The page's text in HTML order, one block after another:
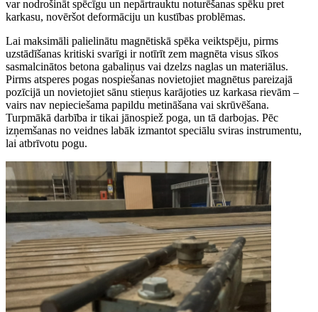
var nodrošināt spēcīgu un nepārtrauktu noturēšanas spēku pret
karkasu, novēršot deformāciju un kustības problēmas.
Lai maksimāli palielinātu magnētiskā spēka veiktspēju, pirms
uzstādīšanas kritiski svarīgi ir notīrīt zem magnēta visus sīkos
sasmalcinātos betona gabaliņus vai dzelzs naglas un materiālus.
Pirms atsperes pogas nospiešanas novietojiet magnētus pareizajā
pozīcijā un novietojiet sānu stieņus karājoties uz karkasa rievām –
vairs nav nepieciešama papildu metināšana vai skrūvēšana.
Turpmākā darbība ir tikai jānospiež poga, un tā darbojas. Pēc
izņemšanas no veidnes labāk izmantot speciālu sviras instrumentu,
lai atbrīvotu pogu.